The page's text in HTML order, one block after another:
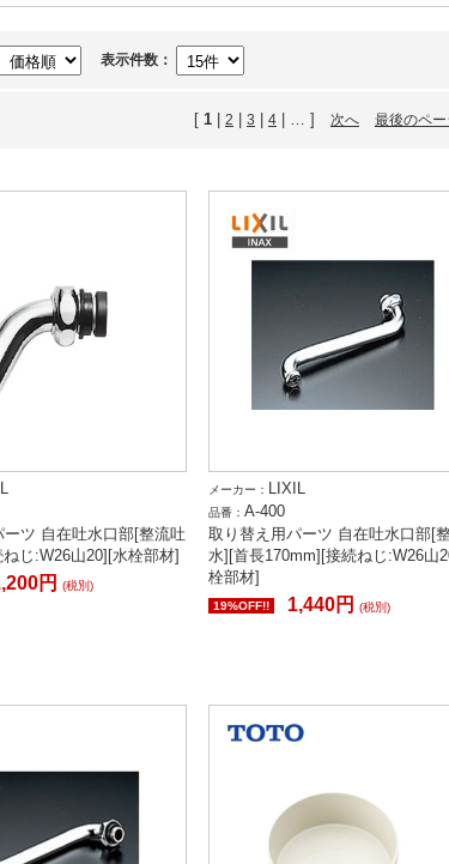
表示件数：
[ 1 2 3 4 | … ] 次へ 最後のペ
ツ 自在吐水口部[整流吐
じ:W26山20][水栓部材]
円 (税別)
メーカー： LIXIL
品番： A-400
取り替え用パーツ 自在吐水口部[
水][首長170mm][接続ねじ:W26山
栓部材]
19%OFF!! 1,440円 (税別)